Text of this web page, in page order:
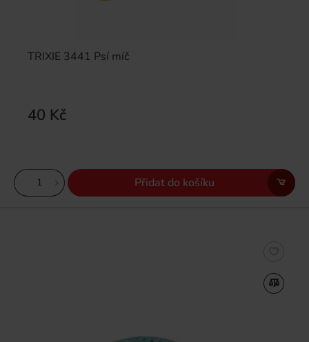
TRIXIE 3441 Psí míč
40 Kč
Přidat do košíku